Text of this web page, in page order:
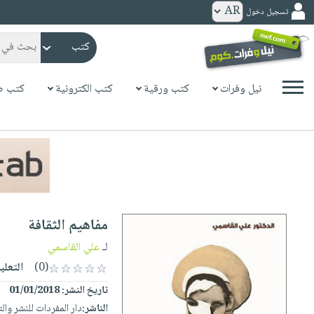
كتب
ورقية
المواضيع
مخفض
صفحات
الكترونية
حديثاً
الأكثر
الصفحة
masmu3
الصفحة
تسجيل دخول
نيل وفرات كتب ورقية كتب الكترونية كتب
مفاهيم الثقافة
لـعلي القاسمي
(0)
تاريخ النشر:01/01/2018
الناشر:دار المفردات للنشر